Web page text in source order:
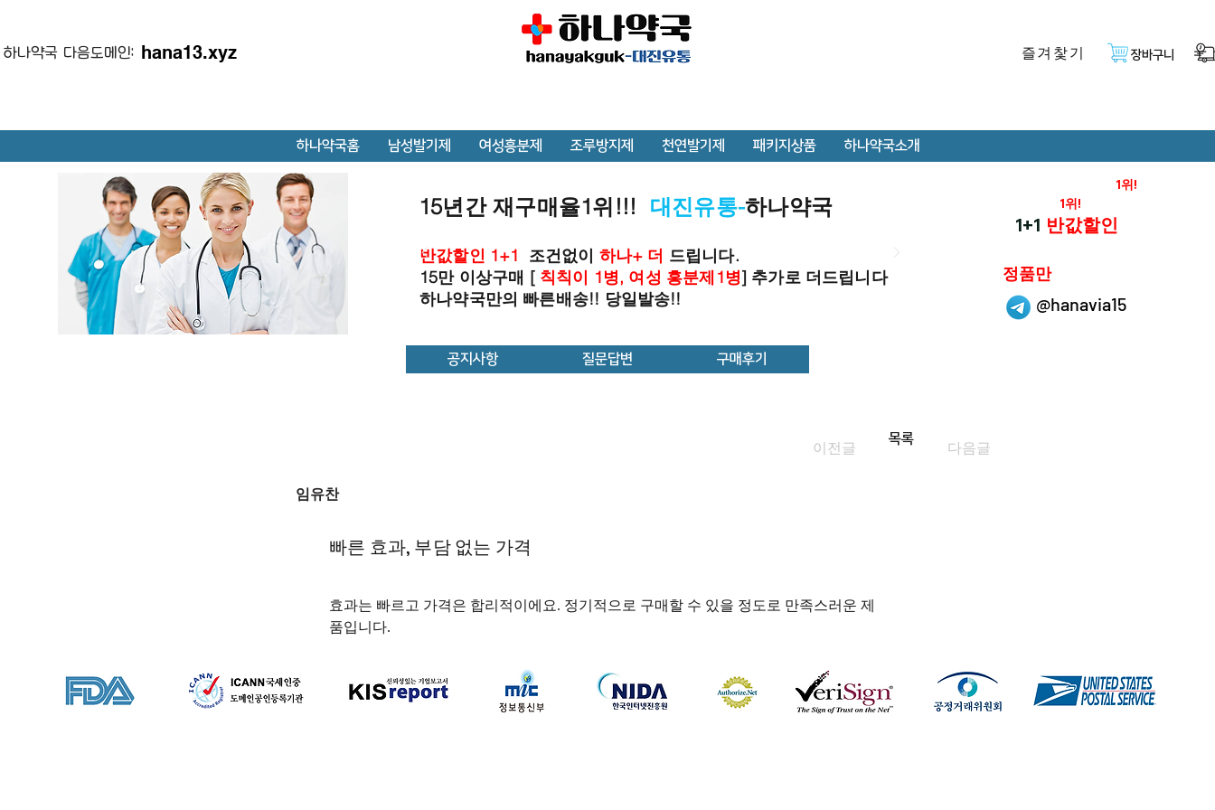
하나약국 다음도메인: hana13.xyz 즐겨찿기 장바구니
하나약국홈 남성발기제 여성흥분제 조루방지제 천연발기제 패키지상품 하나약국소개
15년간 재구매율1위!!! 대진유통-하나약국
반값할인 1+1 조건없이 하나+ 더 드립니다.
15만 이상구매 [ 칙칙이 1병, 여성 흥분제1병] 추가로 더드립니다
하나약국만의 빠른배송!! 당일발송!!
@hanavia15
1위!
1위!
1+1 반값할인
정품만
공지사항 질문답변 구매후기
이전글
목록
다음글
임유찬
빠른 효과, 부담 없는 가격
효과는 빠르고 가격은 합리적이에요. 정기적으로 구매할 수 있을 정도로 만족스러운 제
품입니다.